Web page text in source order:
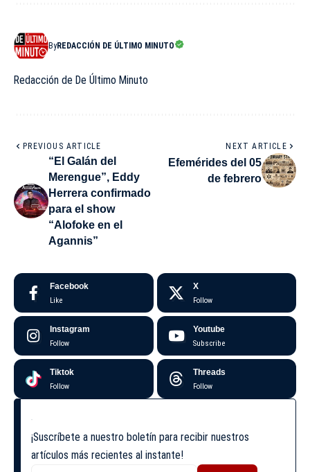
ByREDACCIÓN DE ÚLTIMO MINUTO
Redacción de De Último Minuto
PREVIOUS ARTICLE
“El Galán del
Merengue”, Eddy
Herrera confirmado
para el show
“Alofoke en el
Agannis”
NEXT ARTICLE
Efemérides del 05
de febrero
Facebook
Like
X
Follow
Instagram
Follow
Youtube
Subscribe
Tiktok
Follow
Threads
Follow
¡Suscríbete a nuestro boletín para recibir nuestros
artículos más recientes al instante!